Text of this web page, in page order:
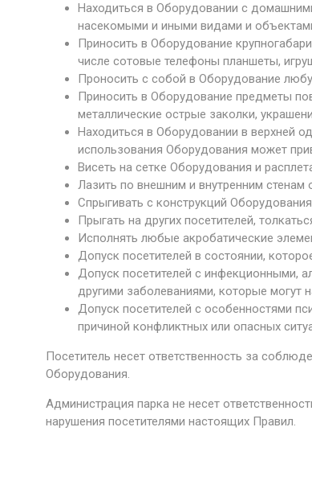
Находиться в Оборудовании с
насекомыми и иными видами и
Приносить в Оборудование
числе сотовые телефоны планшеты,
Проносить с собой в Оборудование
Приносить в Оборудование предметы
металлические острые заколки,
Находиться в Оборудовании в верхней
использования Оборудования может
Висеть на сетке Оборудования и
Лазить по внешним и внутренним стенам
Спрыгивать с конструкций
Прыгать на других посетителей,
Исполнять любые акробатические
Допуск посетителей в состоянии,
Допуск посетителей с инфекционными,
другими заболеваниями, которые могут
Допуск посетителей с особенностями
причиной конфликтных или опасных
Посетитель несет ответственность за
Оборудования.
Администрация парка не несет
нарушения посетителями настоящих Правил.